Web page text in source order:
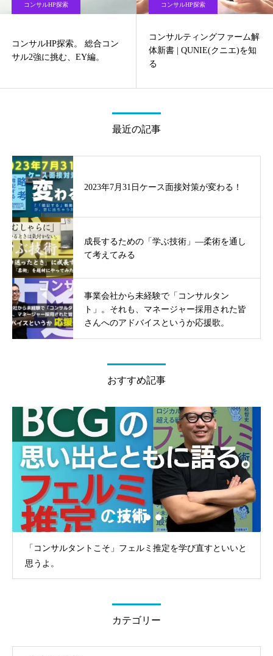
コンサルHP探索
コンサルHP探索。 総合コン
サル2強に挑む、EY編。
コンサルHP探索
コンサルティングファーム解
体新書 | QUNIE(クニエ)を知
る
最近の記事
2023年7月31日ケース面接対策が変わる！
成長するための「学ぶ技術」—柔術を通し
て考えてみる
事業会社から未経験で「コンサルタン
ト」。それも、マネージャー採用された皆
さんへのアドバイスというか応援歌。
おすすめ記事
「コンサルタントこそ」フェルミ推定を学び直すといいと
思うよ。
カテゴリー